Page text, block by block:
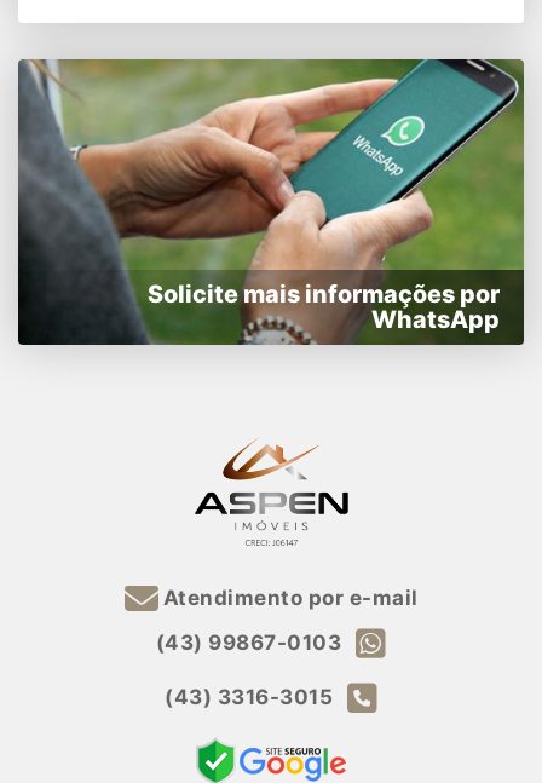
Solicite mais informações por
WhatsApp
Atendimento por e-mail
(43) 99867-0103
(43) 3316-3015